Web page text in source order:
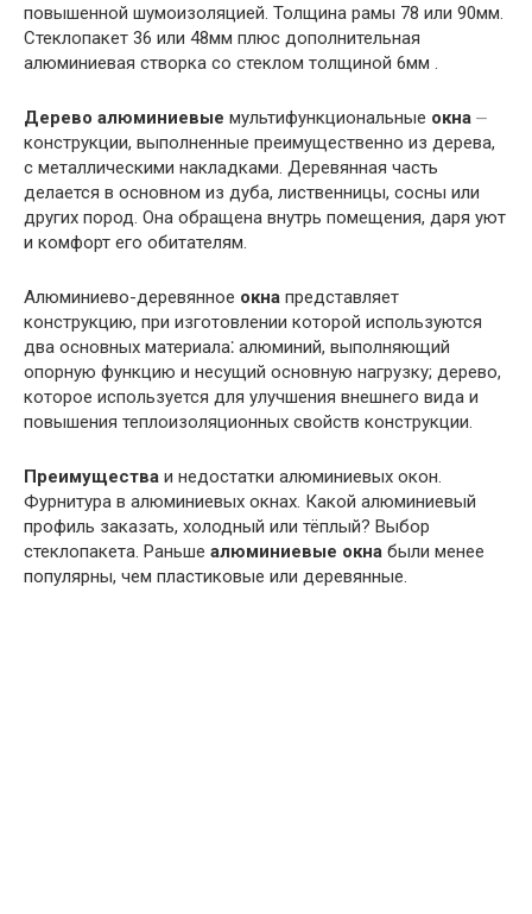
повышенной шумоизоляцией. Толщина рамы 78 или 90мм.
Стеклопакет 36 или 48мм плюс дополнительная
алюминиевая створка со стеклом толщиной 6мм .
Дерево алюминиевые мультифункциональные окна ⏤
конструкции, выполненные преимущественно из дерева,
с металлическими накладками. Деревянная часть
делается в основном из дуба, лиственницы, сосны или
других пород. Она обращена внутрь помещения, даря уют
и комфорт его обитателям.
Алюминиево-деревянное окна представляет
конструкцию, при изготовлении которой используются
два основных материала⁚ алюминий, выполняющий
опорную функцию и несущий основную нагрузку; дерево,
которое используется для улучшения внешнего вида и
повышения теплоизоляционных свойств конструкции.
Преимущества и недостатки алюминиевых окон.
Фурнитура в алюминиевых окнах. Какой алюминиевый
профиль заказать, холодный или тёплый? Выбор
стеклопакета. Раньше алюминиевые окна были менее
популярны, чем пластиковые или деревянные.